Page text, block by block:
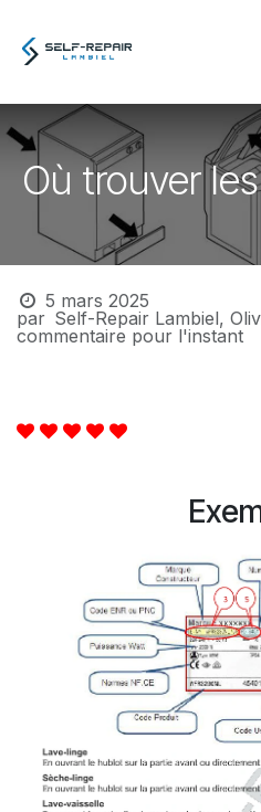
Où trouver
5 mars 2025
par Self-Repair Lambiel,
commentaire pour l'instant